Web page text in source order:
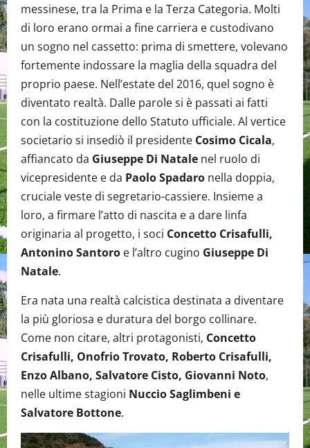
messinese, tra la Prima e la Terza Categoria. Molti
di loro erano ormai a fine carriera e custodivano
un sogno nel cassetto: prima di smettere, volevano
fortemente indossare la maglia della squadra del
proprio paese. Nell’estate del 2016, quel sogno è
diventato realtà. Dalle parole si è passati ai fatti
con la costituzione dello Statuto ufficiale. Al vertice
societario si insediò il presidente Cosimo Cicala,
affiancato da Giuseppe Di Natale nel ruolo di
vicepresidente e da Paolo Spadaro nella doppia,
cruciale veste di segretario-cassiere. Insieme a
loro, a firmare l’atto di nascita e a dare linfa
originaria al progetto, i soci Concetto Crisafulli,
Antonino Santoro e l’altro cugino Giuseppe Di
Natale.
Era nata una realtà calcistica destinata a diventare
la più gloriosa e duratura del borgo collinare.
Come non citare, altri protagonisti, Concetto
Crisafulli, Onofrio Trovato, Roberto Crisafulli,
Enzo Albano, Salvatore Cisto, Giovanni Noto,
nelle ultime stagioni Nuccio Saglimbeni e
Salvatore Bottone.